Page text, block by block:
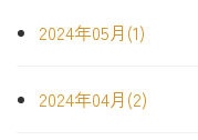
2024年05月(1)
2024年04月(2)